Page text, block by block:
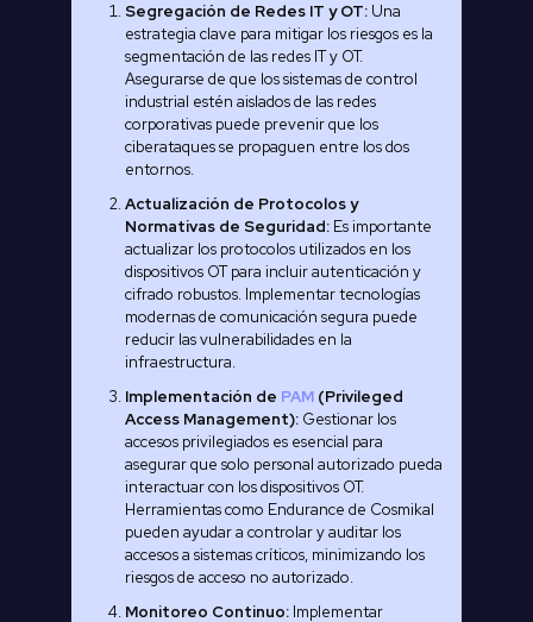
Segregación de Redes IT y OT: Una
estrategia clave para mitigar los riesgos es la
segmentación de las redes IT y OT.
Asegurarse de que los sistemas de control
industrial estén aislados de las redes
corporativas puede prevenir que los
ciberataques se propaguen entre los dos
entornos.
Actualización de Protocolos y
Normativas de Seguridad: Es importante
actualizar los protocolos utilizados en los
dispositivos OT para incluir autenticación y
cifrado robustos. Implementar tecnologías
modernas de comunicación segura puede
reducir las vulnerabilidades en la
infraestructura.
Implementación de PAM (Privileged
Access Management): Gestionar los
accesos privilegiados es esencial para
asegurar que solo personal autorizado pueda
interactuar con los dispositivos OT.
Herramientas como Endurance de Cosmikal
pueden ayudar a controlar y auditar los
accesos a sistemas críticos, minimizando los
riesgos de acceso no autorizado.
Monitoreo Continuo: Implementar